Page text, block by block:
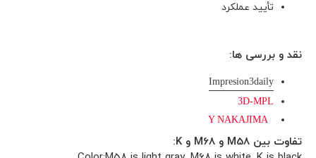
تأیید عملکرد
نقد و بررسی ها:
Impresion3daily
3D-MPL
تفاوت بین M58 و M68 و K: